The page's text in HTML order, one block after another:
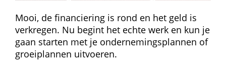
Mooi, de financiering is rond en het geld is
verkregen. Nu begint het echte werk en kun je
gaan starten met je ondernemingsplannen of
groeiplannen uitvoeren.